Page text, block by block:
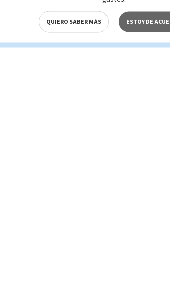
QUIERO SABER MÁS ESTOY DE